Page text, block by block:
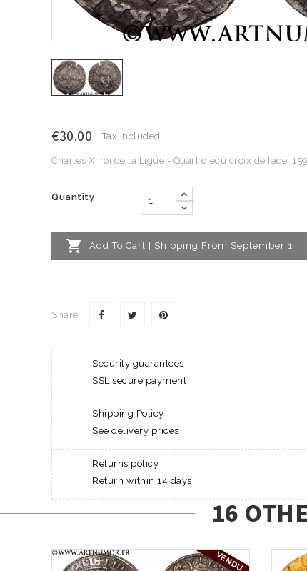
€30.00 Tax included
Charles X, roi de la Ligue - Quart d'écu croix de face,
Quantity
 Add To Cart | Shipping From September 1
Share
Security guarantees
SSL secure payment
Shipping Policy
See delivery prices
Returns policy
Return within 14 days
16
VENDU